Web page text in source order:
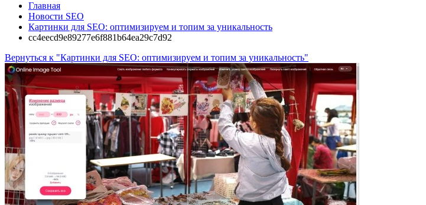
Главная
Новости SEO
Картинки для SEO: оптимизируем и топим за уникальность
cc4eecd9e89277e6f881b64ea29c7d92
Вернуться к "Картинки для SEO: оптимизируем и топим за уникальность"